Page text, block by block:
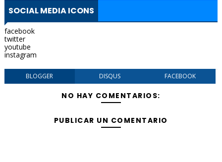
SOCIAL MEDIA ICONS
facebook
twitter
youtube
instagram
BLOGGER DISQUS FACEBOOK
NO HAY COMENTARIOS:
PUBLICAR UN COMENTARIO